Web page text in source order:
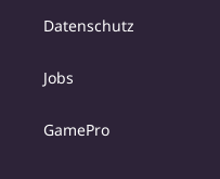
Datenschutz
Jobs
GamePro